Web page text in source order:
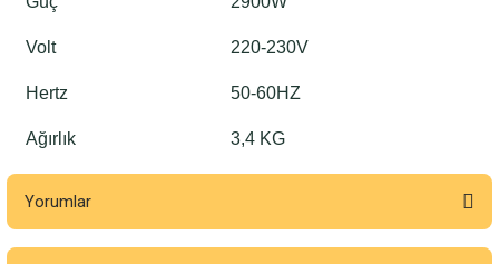
Volt 220-230V
Hertz 50-60HZ
Ağırlık 3,4 KG
Yorumlar